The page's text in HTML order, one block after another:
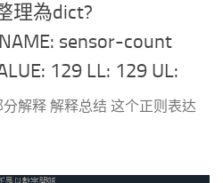
理為dict?
sensor-count
129 LL: 129 UL:
解释 解释总结 这个正则表达